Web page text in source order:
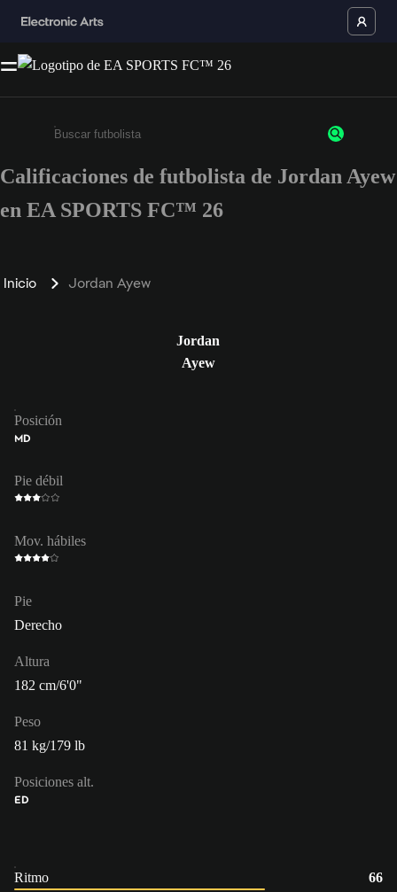
Ingresa un mínimo de 3 caracteres o números
Calificaciones de futbolista de Jordan Ayew
en EA SPORTS FC™ 26
Inicio Jordan Ayew
Jordan
Ayew
Posición
MD
Pie débil
Mov. hábiles
Pie
Derecho
Altura
182 cm/6'0"
Peso
81 kg/179 lb
Posiciones alt.
ED
Ritmo
66